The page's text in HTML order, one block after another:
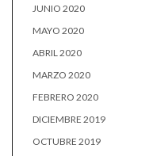
JUNIO 2020
MAYO 2020
ABRIL 2020
MARZO 2020
FEBRERO 2020
DICIEMBRE 2019
OCTUBRE 2019